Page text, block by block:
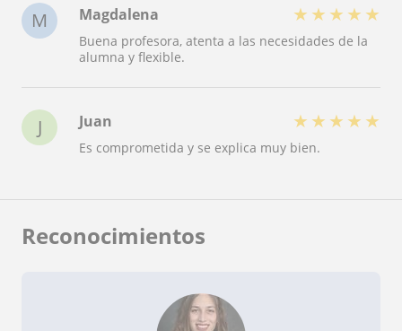
M Magdalena ★ ★ ★ ★ ★
Buena profesora, atenta a las necesidades de la
alumna y flexible.
J Juan ★ ★ ★ ★ ★
Es comprometida y se explica muy bien.
Reconocimientos